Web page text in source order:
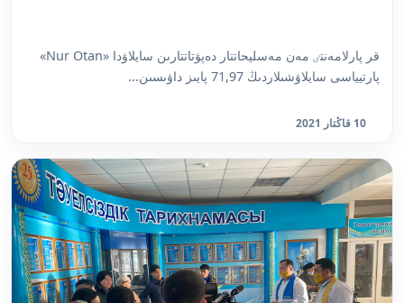
قر پارلامەنتٸ مەن مەسليحاتتار دەپۋتاتتارىن سايلاۋدا «Nur Otan»
پارتيياسى سايلاۋشىلاردىڭ 71,97 پايىز داۋىسىن...
10 قاڭتار 2021